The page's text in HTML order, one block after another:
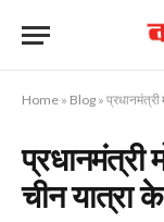
Home » Blog » प्रधानमंत्री
प्रधानमंत्री
चीन यात्रा